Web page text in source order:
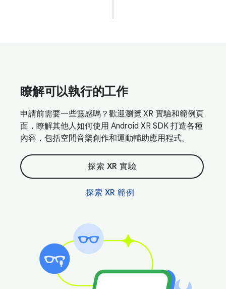
瞭解可以執行的工作
申請前需要一些靈感嗎？歡迎瀏覽 XR 實驗和範例頁
面，瞭解其他人如何使用 Android XR SDK 打造各種
內容，包括空間音樂創作和運動輔助應用程式。
探索 XR 實驗
探索 XR 範例